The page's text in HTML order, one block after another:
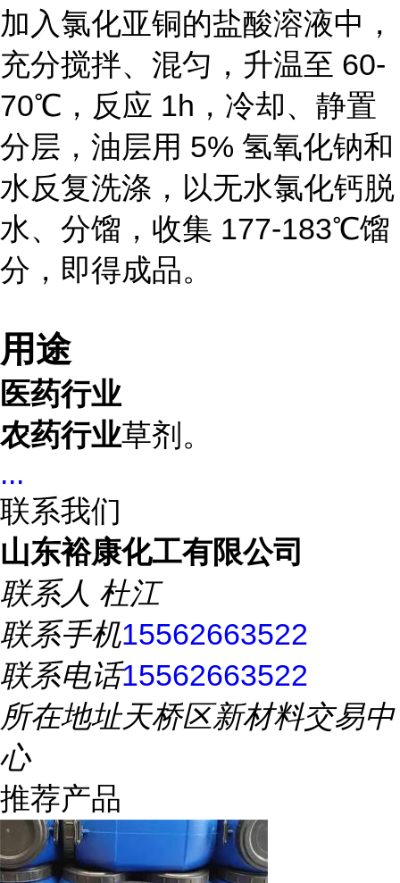
加入氯化亚铜的盐酸溶液中，
充分搅拌、混匀，升温至 60-
70℃，反应 1h，冷却、静置
分层，油层用 5% 氢氧化钠和
水反复洗涤，以无水氯化钙脱
水、分馏，收集 177-183℃馏
分，即得成品。
用途
医药行业
农药行业草剂。
...
联系我们
山东裕康化工有限公司
联系人 杜江
联系手机15562663522
联系电话15562663522
所在地址天桥区新材料交易中
心
推荐产品